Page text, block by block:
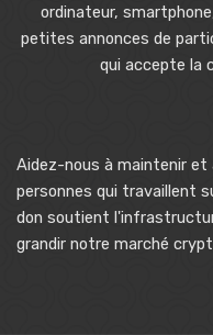
ordinateur,
petites annonces de
qui accepte la
Aidez-nous à maintenir et
personnes qui travaillent
don soutient
grandir notre marché